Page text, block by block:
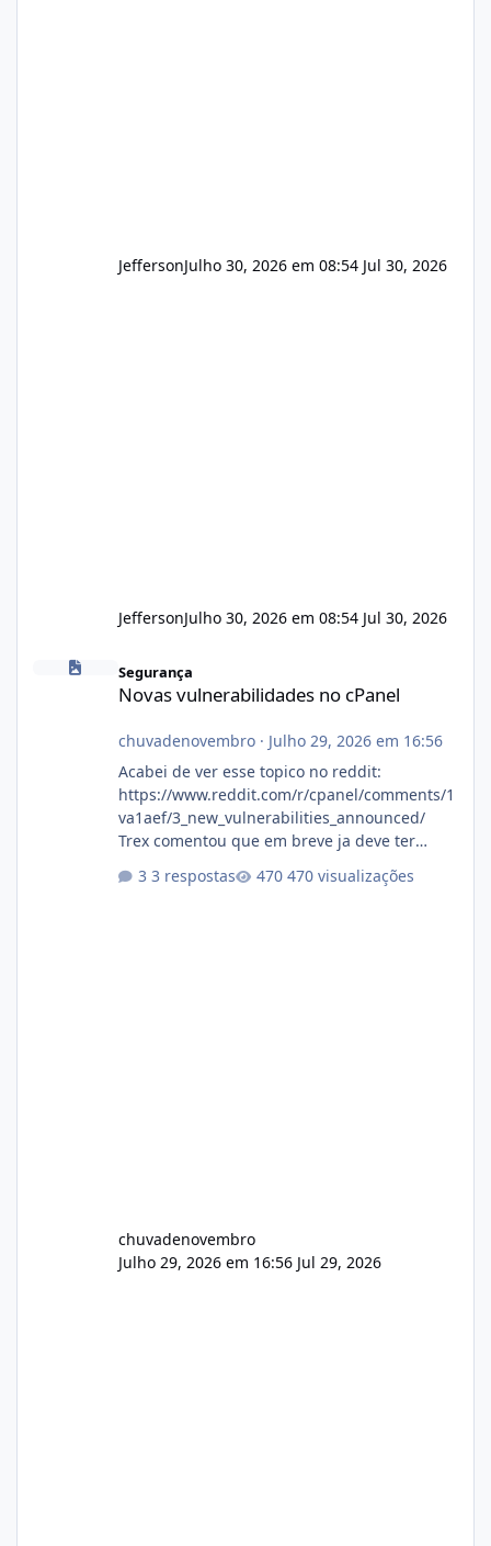
JeffersonJulho 30, 2026 em 08:54 Jul 30, 2026
JeffersonJulho 30, 2026 em 08:54 Jul 30, 2026
Novas vulnerabilidades no cPanel
Segurança
Novas vulnerabilidades no cPanel
chuvadenovembro· Julho 29, 2026 em 16:56
Acabei de ver esse topico no reddit:
https://www.reddit.com/r/cpanel/comments/1
va1aef/3_new_vulnerabilities_announced/
Trex comentou que em breve ja deve ter
3 respostas 470 visualizações
chuvadenovembro
Julho 29, 2026 em 16:56 Jul 29, 2026